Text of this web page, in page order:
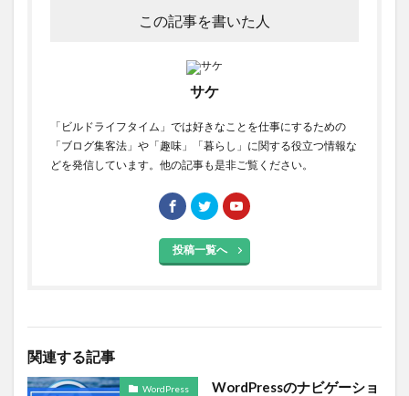
この記事を書いた人
サケ
「ビルドライフタイム」では好きなことを仕事にするための
「ブログ集客法」や「趣味」「暮らし」に関する役立つ情報な
どを発信しています。他の記事も是非ご覧ください。
投稿一覧へ
関連する記事
WordPress
WordPressのナビゲーショ